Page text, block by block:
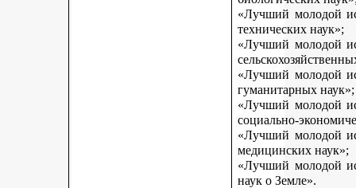
«Лучший молодой
технических наук»;
«Лучший молодой
«Лучший молодой
гуманитарных наук»;
«Лучший молодой
социально-
«Лучший молодой
медицинских наук»;
«Лучший молодой
наук о Земле».